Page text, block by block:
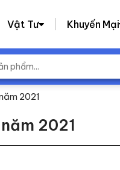
Vật Tư Khuyến Mại
2021
2021